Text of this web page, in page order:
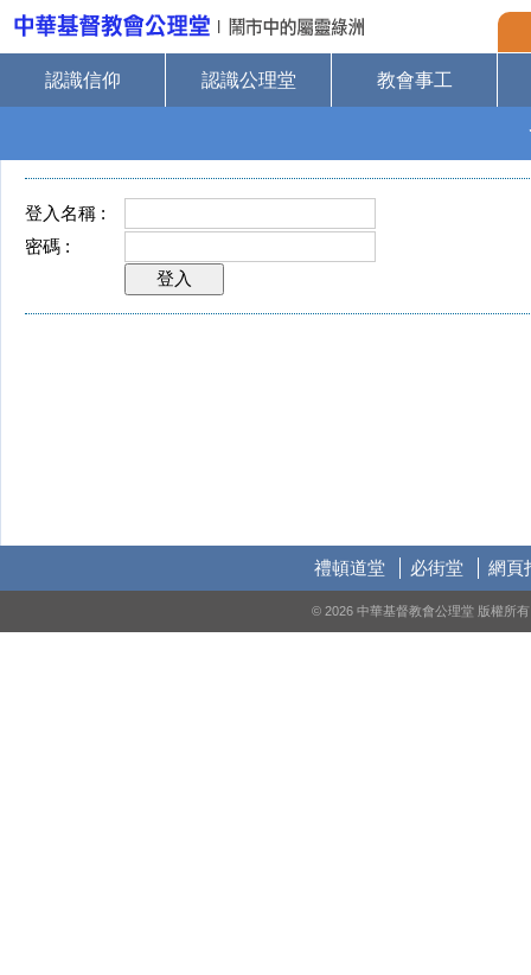
認識信仰 認識公理堂 教會事工
登入名稱 :
密碼 :
禮頓道堂 必街堂 網頁
© 2026 中華基督教會公理堂 版權所